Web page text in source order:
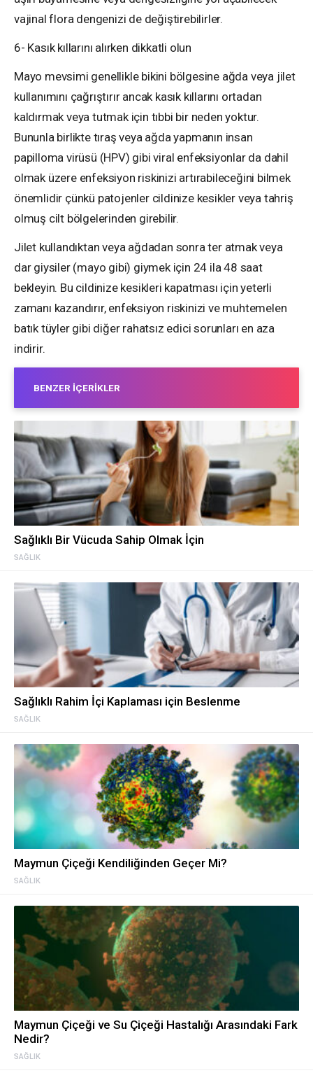
vajinal flora dengenizi de değiştirebilirler.
6- Kasık kıllarını alırken dikkatli olun
Mayo mevsimi genellikle bikini bölgesine ağda veya jilet
kullanımını çağrıştırır ancak kasık kıllarını ortadan
kaldırmak veya tutmak için tıbbi bir neden yoktur.
Bununla birlikte tıraş veya ağda yapmanın insan
papilloma virüsü (HPV) gibi viral enfeksiyonlar da dahil
olmak üzere enfeksiyon riskinizi artırabileceğini bilmek
önemlidir çünkü patojenler cildinize kesikler veya tahriş
olmuş cilt bölgelerinden girebilir.
Jilet kullandıktan veya ağdadan sonra ter atmak veya
dar giysiler (mayo gibi) giymek için 24 ila 48 saat
bekleyin. Bu cildinize kesikleri kapatması için yeterli
zamanı kazandırır, enfeksiyon riskinizi ve muhtemelen
batık tüyler gibi diğer rahatsız edici sorunları en aza
indirir.
BENZER İÇERIKLER
SAĞLIK
Sağlıklı Bir Vücuda Sahip Olmak İçin
SAĞLIK
Sağlıklı Rahim İçi Kaplaması için Beslenme
SAĞLIK
Maymun Çiçeği Kendiliğinden Geçer Mi?
SAĞLIK
Maymun Çiçeği ve Su Çiçeği Hastalığı Arasındaki Fark
Nedir?